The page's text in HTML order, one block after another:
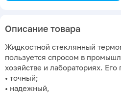
Описание товара
Жидкостной стеклянный
пользуется спросом в
хозяйстве и лабораториях.
• точный;
• надежный,